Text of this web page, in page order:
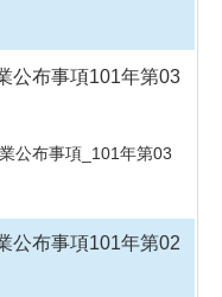
公布事項101年第03
公布事項_101年第03
公布事項101年第02